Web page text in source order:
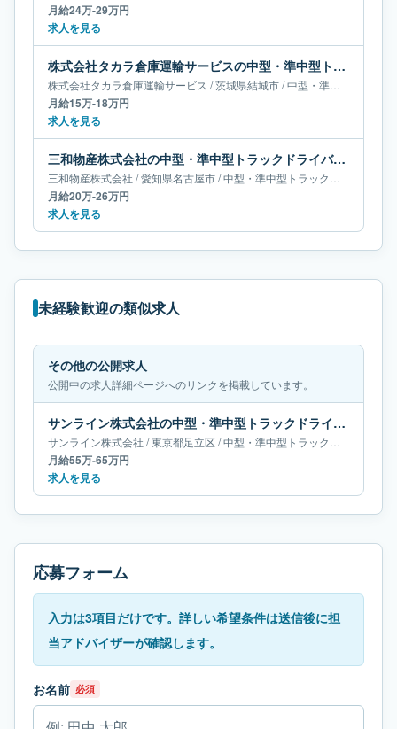
月給24万-29万円
求人を見る
株式会社タカラ倉庫運輸サービスの中型・準中型トラックドライバー求人｜茨城県結城市｜月給15万-18万円
株式会社タカラ倉庫運輸サービス /茨城県結城市/中型・準中型トラックドライバー
月給15万-18万円
求人を見る
三和物産株式会社の中型・準中型トラックドライバー求人｜愛知県名古屋市｜月給20万-26万円
三和物産株式会社 /愛知県名古屋市/中型・準中型トラックドライバー
月給20万-26万円
求人を見る
未経験歓迎の類似求人
その他の公開求人
公開中の求人詳細ページへのリンクを掲載しています。
サンライン株式会社の中型・準中型トラックドライバー求人｜東京都足立区｜月給55万-65万円
サンライン株式会社 /東京都足立区 /中型・準中型トラックドライバー
月給55万-65万円
求人を見る
応募フォーム
入力は3項目だけです。詳しい希望条件は送信後に担
当アドバイザーが確認します。
お名前 必須